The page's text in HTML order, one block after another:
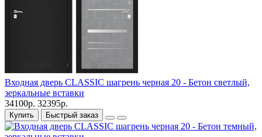
Входная дверь CLASSIC шагрень черная 20 - Бетон светлый,
зеркальные вставки
34100р. 32395р.
Купить Быстрый заказ